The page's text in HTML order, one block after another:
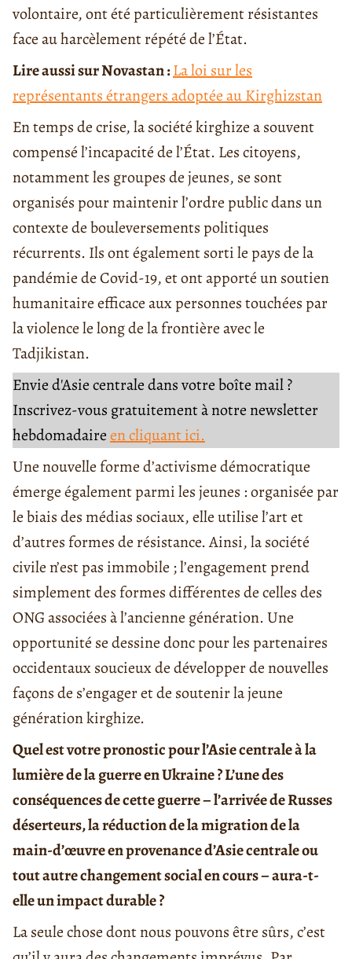
volontaire, ont été particulièrement résistantes
face au harcèlement répété de l’État.
Lire aussi sur Novastan :La loi sur les
représentants étrangers adoptée au Kirghizstan
En temps de crise, la société kirghize a souvent
compensé l’incapacité de l’État. Les citoyens,
notamment les groupes de jeunes, se sont
organisés pour maintenir l’ordre public dans un
contexte de bouleversements politiques
récurrents. Ils ont également sorti le pays de la
pandémie de Covid-19, et ont apporté un soutien
humanitaire efficace aux personnes touchées par
la violence le long de la frontière avec le
Tadjikistan.
Envie d'Asie centrale dans votre boîte mail ?
Inscrivez-vous gratuitement à notre newsletter
hebdomadaireen cliquant ici.
Une nouvelle forme d’activisme démocratique
émerge également parmi les jeunes : organisée par
le biais des médias sociaux, elle utilise l’art et
d’autres formes de résistance. Ainsi, la société
civile n’est pas immobile ; l’engagement prend
simplement des formes différentes de celles des
ONG associées à l’ancienne génération. Une
opportunité se dessine donc pour les partenaires
occidentaux soucieux de développer de nouvelles
façons de s’engager et de soutenir la jeune
génération kirghize.
Quel est votre pronostic pour l’Asie centrale à la
lumière de la guerre en Ukraine ? L’une des
conséquences de cette guerre – l’arrivée de Russes
déserteurs, la réduction de la migration de la
main-d’œuvre en provenance d’Asie centrale ou
tout autre changement social en cours – aura-t-
elle un impact durable ?
La seule chose dont nous pouvons être sûrs, c’est